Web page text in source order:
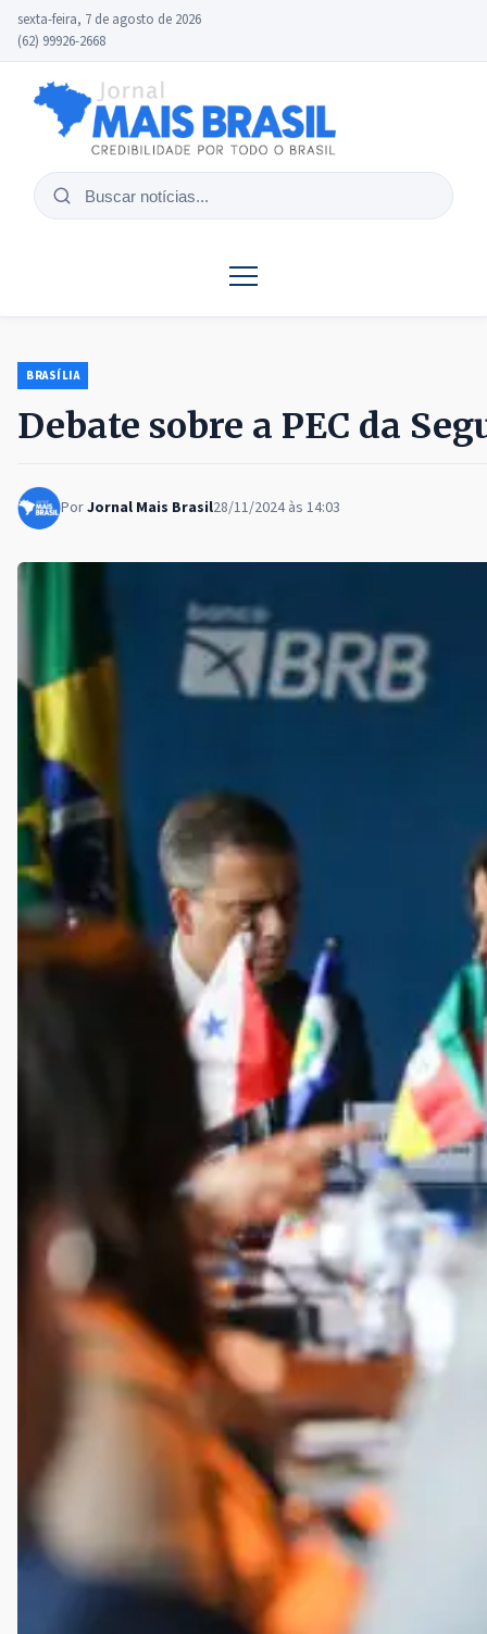
sexta-feira, 7 de agosto de 2026
(62) 99926-2668
Buscar
BRASÍLIA
Debate sobre a PEC da
PorJornal Mais Brasil28/11/2024 às 14:03